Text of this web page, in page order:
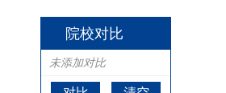
院校对比
未添加对比